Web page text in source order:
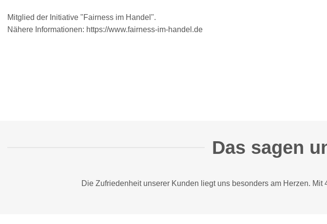
Mitglied der Initiative "Fairness im Handel".
Nähere Informationen: https://www.fairness-im-handel.de
Das sagen
Die Zufriedenheit unserer Kunden liegt uns besonders am Herzen.